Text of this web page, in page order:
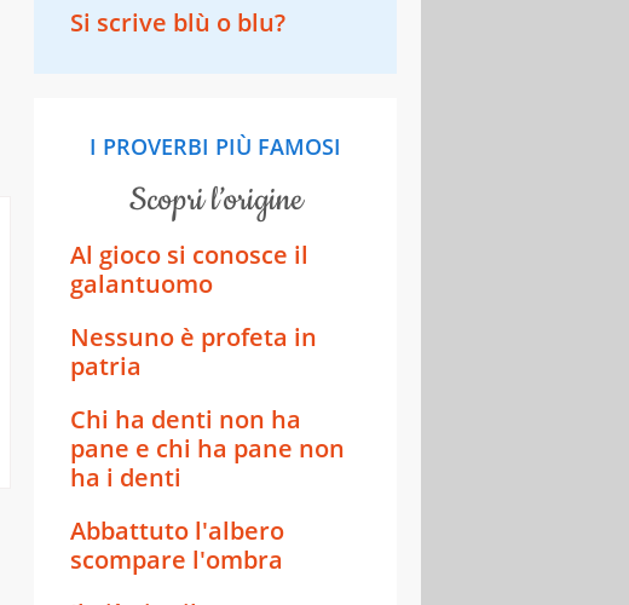
Si scrive blù o blu?
I PROVERBI PIÙ FAMOSI
scopri l’origine
Al gioco si conosce il
galantuomo
Nessuno è profeta in
patria
Chi ha denti non ha
pane e chi ha pane non
ha i denti
Abbattuto l'albero
scompare l'ombra